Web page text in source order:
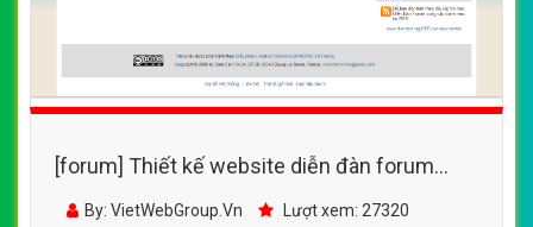
[forum] Thiết kế website diễn đàn forum
đẹp, chuyên nghiệp chuẩn SEO
By: VietWebGroup.Vn Lượt xem: 27320